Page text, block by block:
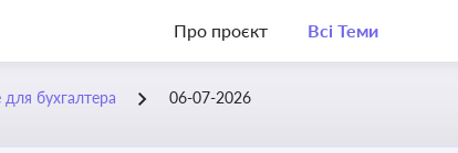
Про проєкт Всі Теми
для бухгалтера 06-07-2026